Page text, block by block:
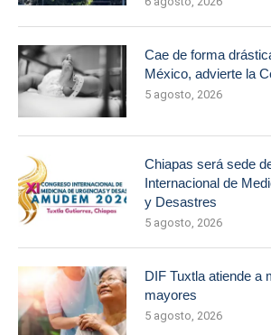
Cae de forma
México, advierte la
5 agosto, 2026
Chiapas será sede
Internacional de
y Desastres
5 agosto, 2026
DIF Tuxtla atiende a
mayores
5 agosto, 2026